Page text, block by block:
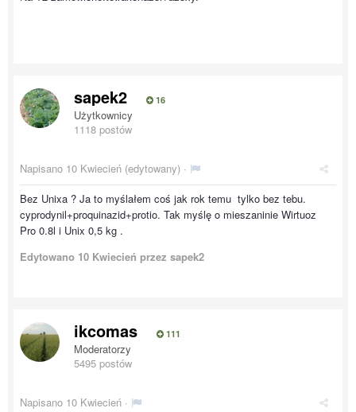
sapek2 16
Użytkownicy
1118 postów
Napisano 10 Kwiecień (edytowany) ·
Bez Unixa ? Ja to myślałem coś jak rok temu tylko bez tebu.
cyprodynil+proquinazid+protio. Tak myślę o mieszaninie Wirtuoz
Pro 0.8l i Unix 0,5 kg .
Edytowano 10 Kwiecień przez sapek2
ikcomas 111
Moderatorzy
5495 postów
Napisano 10 Kwiecień ·